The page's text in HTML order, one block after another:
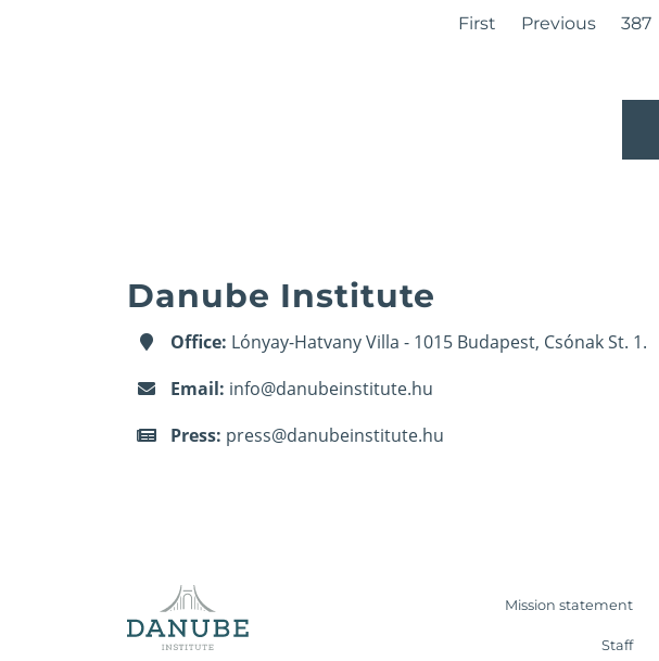
First Previous 387
Danube Institute
Office: Lónyay-Hatvany Villa - 1015 Budapest, Csónak St. 1.
Email: info@danubeinstitute.hu
Press: press@danubeinstitute.hu
Mission statement
Staff